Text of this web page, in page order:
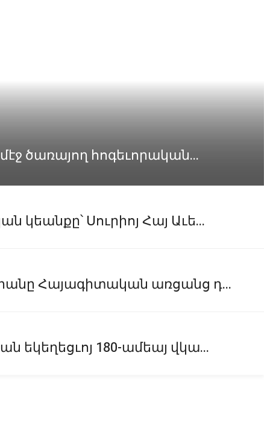
ծառայող հոգեւորական...
կեանքը՝ Սուրիոյ Հայ Աւե...
Հայագիտական առցանց դ...
եկեղեցւոյ 180-ամեայ վկա...